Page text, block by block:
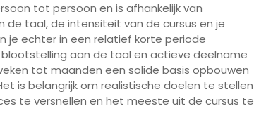
tot persoon en is afhankelijk van
de taal, de intensiteit van de cursus en je
je echter in een relatief korte periode
aan de taal en actieve deelname
tot maanden een solide basis opbouwen
is belangrijk om realistische doelen te stellen
te versnellen en het meeste uit de cursus te